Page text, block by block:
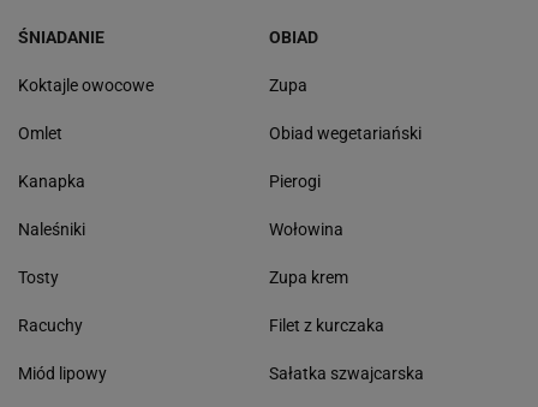
ŚNIADANIE
Koktajle owocowe
Omlet
Kanapka
Naleśniki
Tosty
Racuchy
Miód lipowy
OBIAD
Zupa
Obiad wegetariański
Pierogi
Wołowina
Zupa krem
Filet z kurczaka
Sałatka szwajcarska